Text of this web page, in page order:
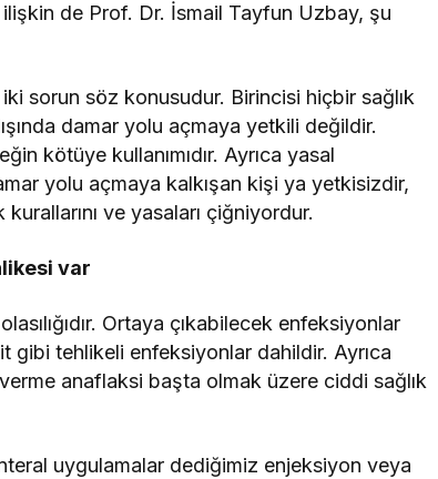
ilişkin de Prof. Dr. İsmail Tayfun Uzbay, şu
iki sorun söz konusudur. Birincisi hiçbir sağlık
damar yolu açmaya yetkili değildir.
kötüye kullanımıdır. Ayrıca yasal
yolu açmaya kalkışan kişi ya yetkisizdir,
ve yasaları çiğniyordur.
var
Ortaya çıkabilecek enfeksiyonlar
tehlikeli enfeksiyonlar dahildir. Ayrıca
anaflaksi başta olmak üzere ciddi sağlık
uygulamalar dediğimiz enjeksiyon veya